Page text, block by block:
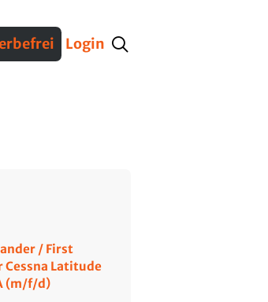
Interviews Fracht
Login
/ First
Cessna Latitude
(m/f/d)